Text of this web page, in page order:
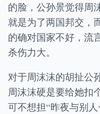
的脸，公孙景觉得周
就是为了两国邦交，
的确对国家不好，流
杀伤力大。
对于周沫沫的胡扯公
周沫沫硬是要给她扣
可不想担“昨夜与别